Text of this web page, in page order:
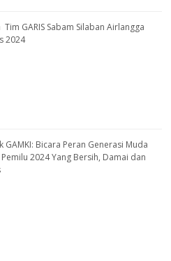
GARIS Sabam Silaban Airlangga
2024
GAMKI: Bicara Peran Generasi Muda
2024 Yang Bersih, Damai dan